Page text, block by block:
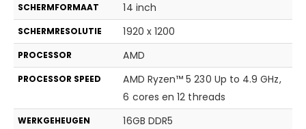
SCHERMFORMAAT 14 inch
SCHERMRESOLUTIE 1920 x 1200
PROCESSOR AMD
PROCESSOR SPEED
AMD Ryzen™ 5 230 Up to 4.9 GHz,
6 cores en 12 threads
WERKGEHEUGEN 16GB DDR5